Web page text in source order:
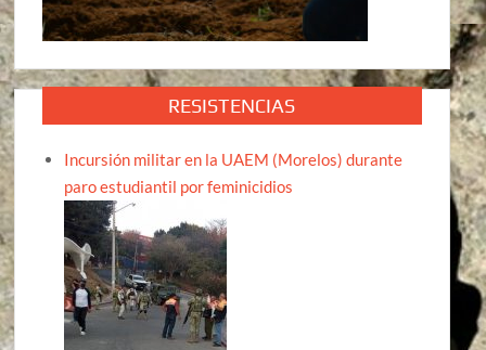
RESISTENCIAS
Incursión militar en la UAEM (Morelos) durante
paro estudiantil por feminicidios